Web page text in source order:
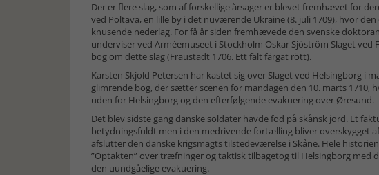
Der er flere slag, som af forskellige årsager er blevet fremhævet for
ved Poltava, en lille by i det nuværende Ukraine (8. juli 1709), hvor
knusende nederlag. For få år siden fremhævede den svenske
underviser ved Arméemuseet i Stockholm Oskar Sjöström Slaget ved
bog om dette slag (Fraustadt 1706. Ett fält färgat rött).
Karsten Skjold Petersen har kastet sig over Slaget ved Helsingborg i
glimrende bog, der sætter scenen for mandagen den 10. marts 1710,
uden for Helsingborg og den efterfølgende evakuering over Øresund.
Det blev sidste gang danske soldater havde fod på skånsk jord. Et
betydningsfuldt men i den medrivende fortælling bliver overskygget
afslutter den danske krigsmagts tilstedeværelse i Skåne. Hele
”Optakten” over træfninger og taktisk tilbagetog til Helsingborg med
den uundgåelige evakuering.